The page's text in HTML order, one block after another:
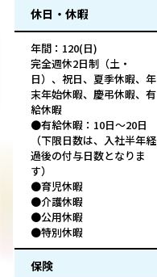
休日・休暇
年間：120(日)
完全週休2日制（土・
日）、祝日、夏季休暇、年
末年始休暇、慶弔休暇、有
給休暇
●有給休暇：10日～20日
（下限日数は、入社半年経
過後の付与日数となりま
す）
●育児休暇
●介護休暇
●公用休暇
●特別休暇
保険